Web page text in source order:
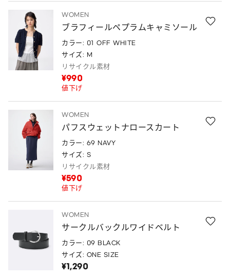
WOMEN
ブラフィールペプラムキャミソール
カラー: 01 OFF WHITE
サイズ: M
リサイクル素材
¥990
値下げ
WOMEN
パフスウェットナロースカート
カラー: 69 NAVY
サイズ: S
リサイクル素材
¥590
値下げ
WOMEN
サークルバックルワイドベルト
カラー: 09 BLACK
サイズ: ONE SIZE
¥1,290